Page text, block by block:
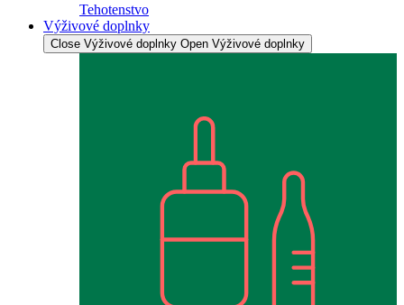
Tehotenstvo
Výživové doplnky
Close Výživové doplnky Open Výživové doplnky